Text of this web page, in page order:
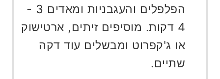
הפלפלים והעגבניות ומאדים 3 -
4 דקות. מוסיפים זיתים, ארטישוק
או ג'קפרוט ומבשלים עוד דקה
שתיים.